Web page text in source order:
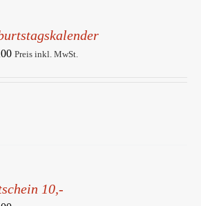
Preis inkl. MwSt.
10,-